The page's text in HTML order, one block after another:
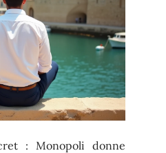
: Monopoli donne